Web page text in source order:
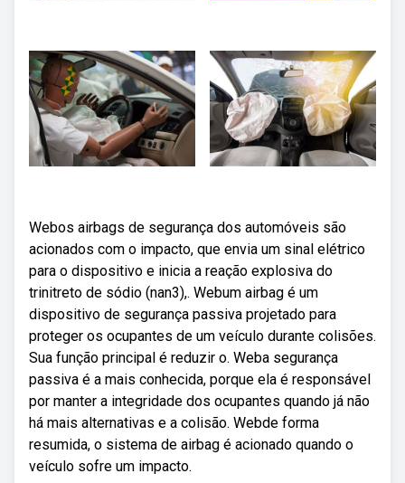
Webos airbags de segurança dos automóveis são
acionados com o impacto, que envia um sinal elétrico
para o dispositivo e inicia a reação explosiva do
trinitreto de sódio (nan3),. Webum airbag é um
dispositivo de segurança passiva projetado para
proteger os ocupantes de um veículo durante colisões.
Sua função principal é reduzir o. Weba segurança
passiva é a mais conhecida, porque ela é responsável
por manter a integridade dos ocupantes quando já não
há mais alternativas e a colisão. Webde forma
resumida, o sistema de airbag é acionado quando o
veículo sofre um impacto.